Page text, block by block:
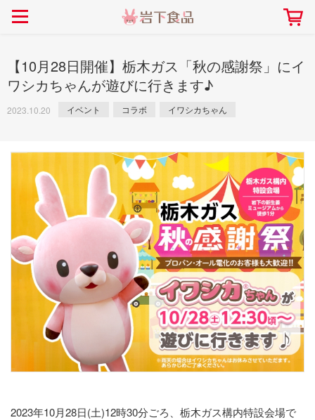
ごあいさつ 会社概要
採用情報 本社所在地
> 新商品
> イベント
> 飲食店コラボ
> ミュージアム
> イワシカちゃん
> オンラインショップ
> メディア掲載
> その他
2026」｜岩下の新生姜ミュー
ジアム
2026.07.01
> 生姜
> らっきょう
> 梅
> その他
岩下の新生姜
> らっきょうレシピ
> オリーブレシピ
きバージョン～
畑での取り組み 工場での取り組み
岩下の新生姜について 岩下のらっきょうにつ
岩下の新生姜ミュージアム
しょうがを食べてお悩
先生
岩下の新生姜万年筆インク 書く描くコンテ
岩下の新生姜Sing＆
～ニュージンジャーイ
【10月28日開催】栃木ガス「秋の感謝祭」にイ
ワシカちゃんが遊びに行きます♪
2023.10.20 イベント コラボ イワシカちゃん
2023年10月28日(土)12時30分ごろ、栃木ガス構内特設会場で